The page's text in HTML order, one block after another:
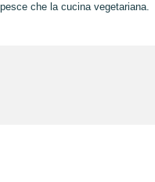
che la cucina vegetariana.